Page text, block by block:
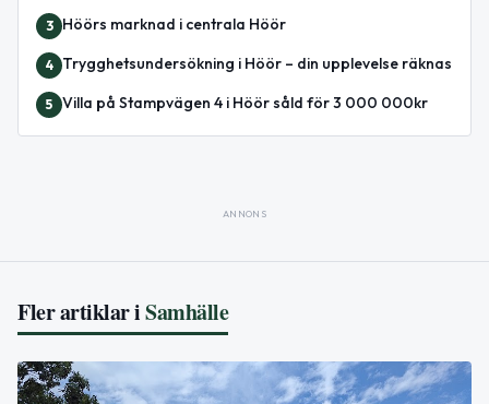
3 Höörs marknad i centrala Höör
4 Trygghetsundersökning i Höör – din upplevelse räknas
5 Villa på Stampvägen 4 i Höör såld för 3 000 000kr
ANNONS
Fler artiklar iSamhälle